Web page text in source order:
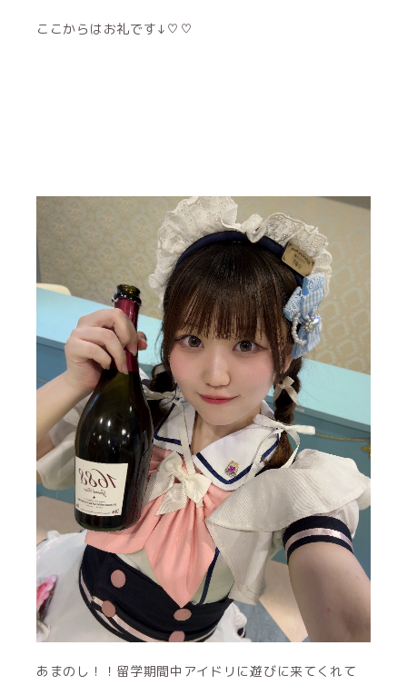
ここからはお礼です↓♡♡
あまのし！！留学期間中アイドリに遊びに来てくれて